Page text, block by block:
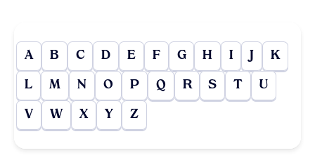
A B C D E F G H I J K
L M N O P Q R S T U
V W X Y Z